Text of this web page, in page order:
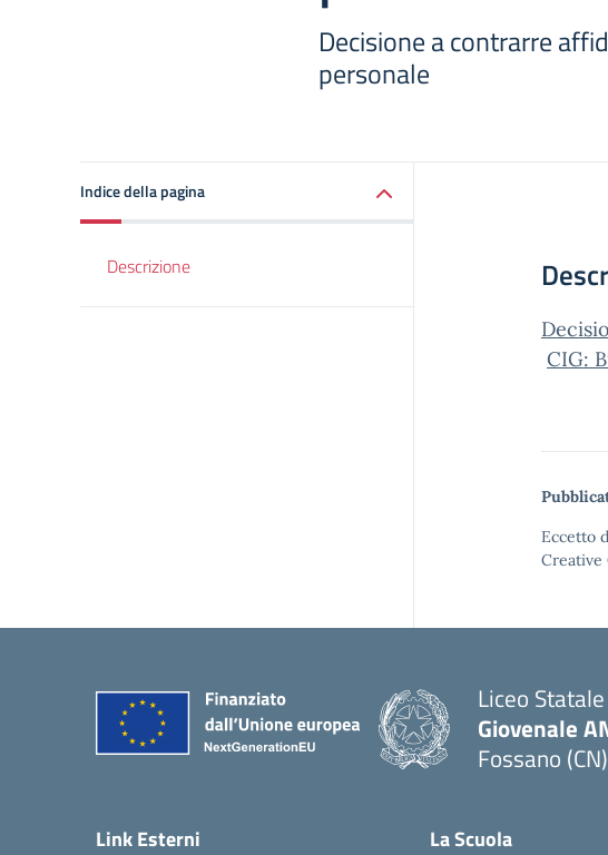
Decisione a contrarre
personale
Indice della pagina
Descrizione
CIG:
Eccetto
Creative
Liceo Statale
Giovenale
Fossano (CN)
Link Esterni La Scuola